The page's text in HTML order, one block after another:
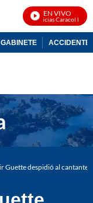
EN VIVO
Noticias Caracol En Vivo
GABINETE ACCIDENTE
Guette despidió al